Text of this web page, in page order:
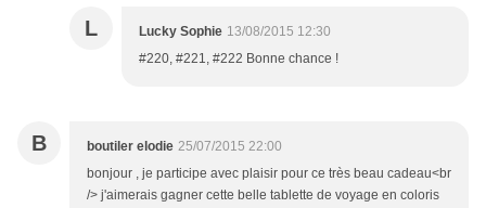
L Lucky Sophie 13/08/2015 12:30
#220, #221, #222 Bonne chance !
B boutiler elodie 25/07/2015 22:00
bonjour , je participe avec plaisir pour ce très beau cadeau<br
/> j'aimerais gagner cette belle tablette de voyage en coloris